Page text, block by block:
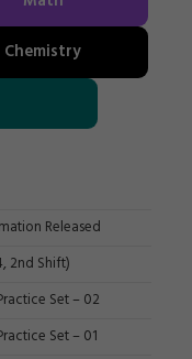
Chemistry
Released
2nd Shift)
Set – 02
Set – 01